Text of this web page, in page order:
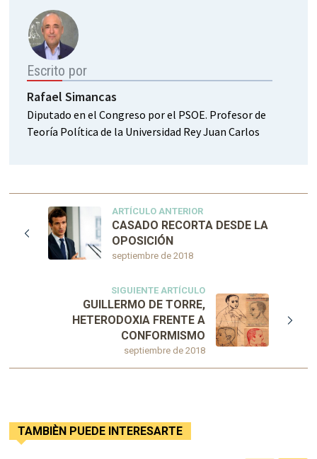
Escrito por
Rafael Simancas
Diputado en el Congreso por el PSOE. Profesor de
Teoría Política de la Universidad Rey Juan Carlos
ARTÍCULO ANTERIOR
septiembre de 2018
CASADO RECORTA DESDE LA
OPOSICIÓN
SIGUIENTE ARTÍCULO
septiembre de 2018
GUILLERMO DE TORRE,
HETERODOXIA FRENTE A
CONFORMISMO
TAMBIÈN PUEDE INTERESARTE